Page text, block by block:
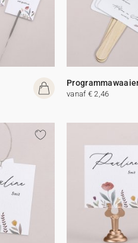
vanaf € 2,46